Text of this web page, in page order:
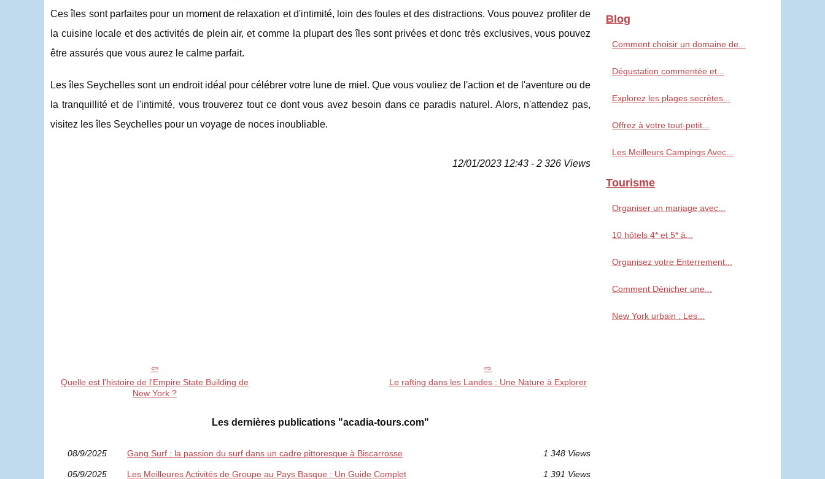
Ces îles sont parfaites pour un moment de relaxation et d'intimité, loin des foules et des distractions. Vous pouvez profiter de
la cuisine locale et des activités de plein air, et comme la plupart des îles sont privées et donc très exclusives, vous pouvez
être assurés que vous aurez le calme parfait.
Les îles Seychelles sont un endroit idéal pour célébrer votre lune de miel. Que vous vouliez de l'action et de l'aventure ou de
la tranquillité et de l'intimité, vous trouverez tout ce dont vous avez besoin dans ce paradis naturel. Alors, n'attendez pas,
visitez les îles Seychelles pour un voyage de noces inoubliable.
12/01/2023 12:43 - 2 326 Views
Quelle est l'histoire de l'Empire State Building de
New York ?
Le rafting dans les Landes : Une Nature à Explorer
Les dernières publications "acadia-tours.com"
08/9/2025 Gang Surf : la passion du surf dans un cadre pittoresque à Biscarrosse 1 348 Views
05/9/2025 Les Meilleures Activités de Groupe au Pays Basque : Un Guide Complet 1 391 Views
Blog
Comment choisir un domaine de...
Dégustation commentée et...
Explorez les plages secrètes...
Offrez à votre tout-petit...
Les Meilleurs Campings Avec...
Tourisme
Organiser un mariage avec...
10 hôtels 4* et 5* à...
Organisez votre Enterrement...
Comment Dénicher une...
New York urbain : Les...